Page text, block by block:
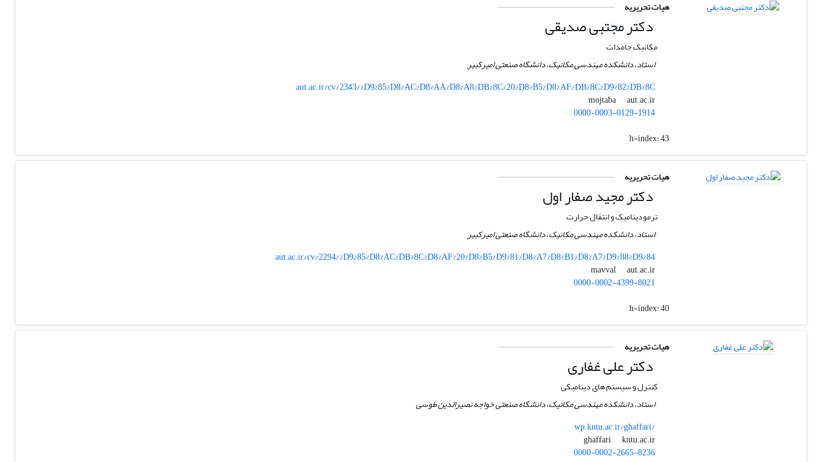
هیات تحریریه
دکتر مجتبی صدیقی
مکانیک جامدات
استاد، دانشکده مهندسی مکانیک، دانشگاه صنعتی امیرکبیر
aut.ac.ir/cv/2343/%D9%85%D8%AC%D8%AA%D8%A8%DB%8C%20%D8%B5%D8%AF%DB%8C%D9%82%DB%8C
mojtaba
aut.ac.ir
0000-0003-0129-1914
h-index:43
هیات تحریریه
دکتر مجید صفار اول
ترمودینامیک و انتقال حرارت
استاد، دانشکده مهندسی مکانیک، دانشگاه صنعتی امیرکبیر
aut.ac.ir/cv/2294/%D9%85%D8%AC%DB%8C%D8%AF%20%D8%B5%D9%81%D8%A7%D8%B1%D8%A7%D9%88%D9%84
mavval
aut.ac.ir
0000-0002-4399-8021
h-index:40
هیات تحریریه
دکتر علی غفاری
کنترل و سیستم های دینامیکی
استاد، دانشکده مهندسی مکانیک، دانشگاه صنعتی خواجه نصیرالدین طوسی
wp.kntu.ac.ir/ghaffari/
ghaffari
kntu.ac.ir
0000-0002-2665-8236